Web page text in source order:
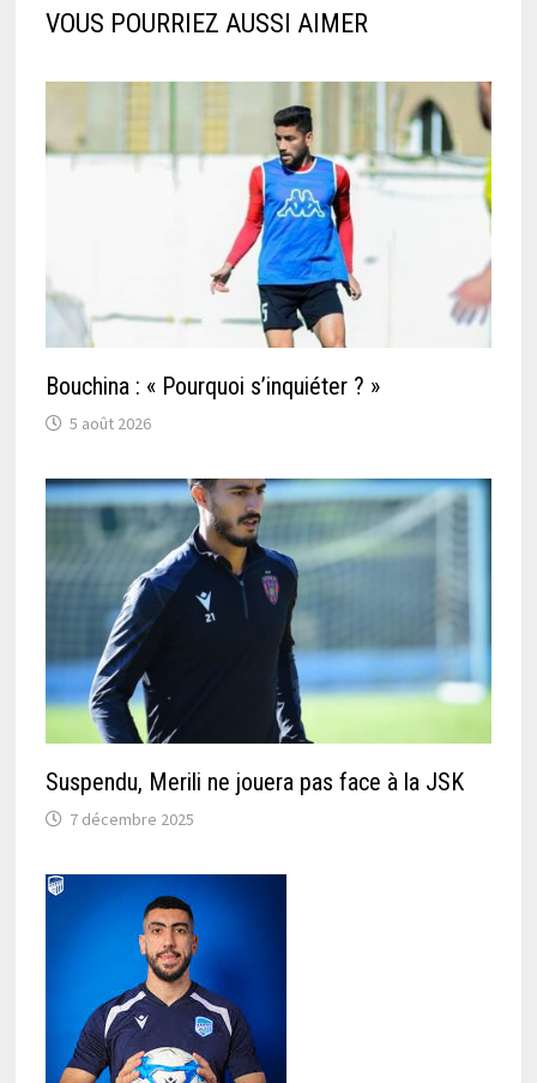
VOUS POURRIEZ AUSSI AIMER
Bouchina : « Pourquoi s’inquiéter ? »
5 août 2026
Suspendu, Merili ne jouera pas face à la JSK
7 décembre 2025